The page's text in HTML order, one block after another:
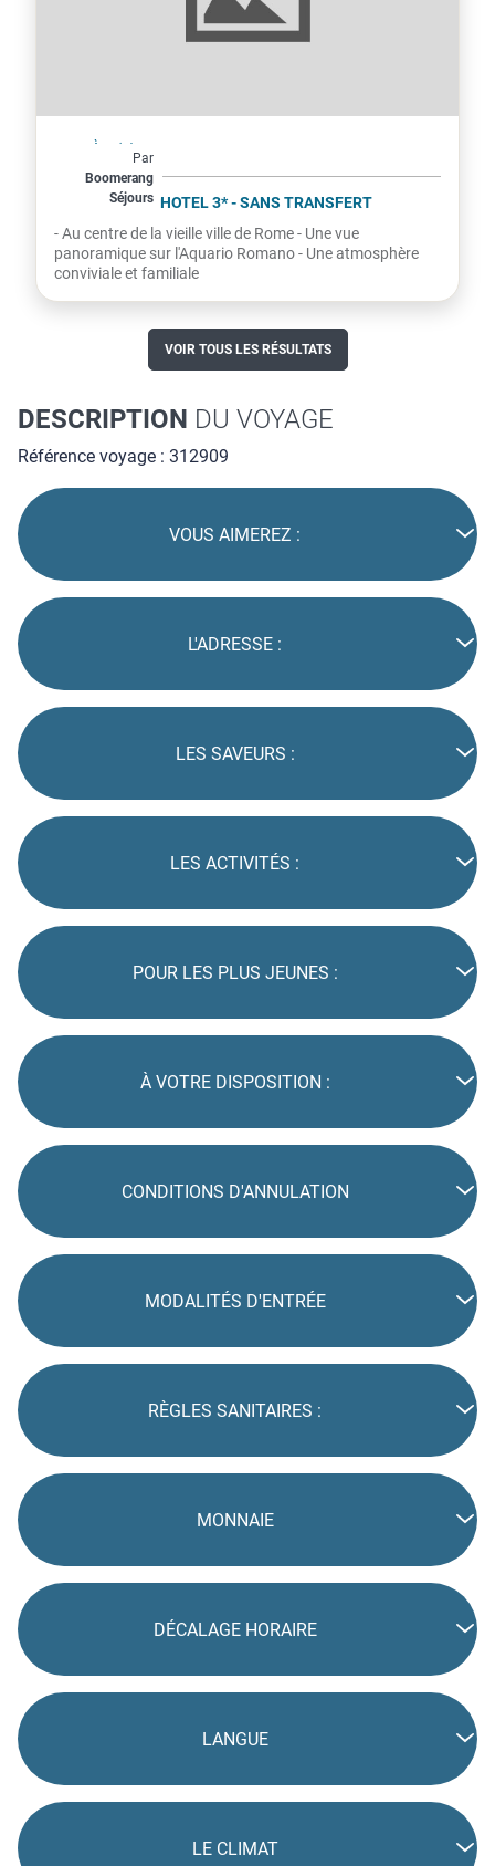
À partir de
217€
par personne
Par
Boomerang
Séjours
Italie
THE KENNEDY HOTEL 3* - SANS TRANSFERT
- Au centre de la vieille ville de Rome - Une vue
panoramique sur l'Aquario Romano - Une atmosphère
conviviale et familiale
VOIR TOUS LES RÉSULTATS
DESCRIPTION DU VOYAGE
Référence voyage : 312909
VOUS AIMEREZ :
L'ADRESSE :
LES SAVEURS :
LES ACTIVITÉS :
POUR LES PLUS JEUNES :
À VOTRE DISPOSITION :
CONDITIONS D'ANNULATION
MODALITÉS D'ENTRÉE
RÈGLES SANITAIRES :
MONNAIE
DÉCALAGE HORAIRE
LANGUE
LE CLIMAT